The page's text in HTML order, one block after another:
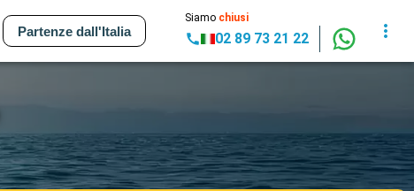
Partenze dall'Italia
Siamo chiusi
02 89 73 21 22